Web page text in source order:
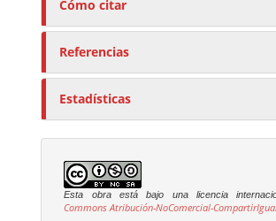
Cómo citar
Referencias
Estadísticas
Esta obra está bajo una licencia
Commons Atribución-NoComercial-